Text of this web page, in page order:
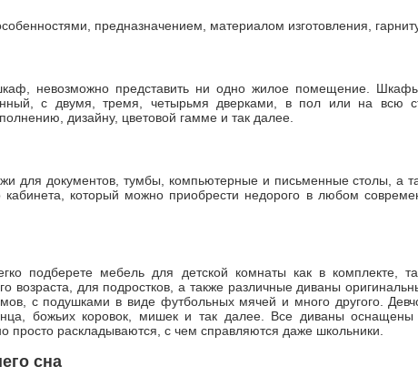
предназначением, материалом изготовления,
невозможно представить ни одно жилое помещение.
с двумя, тремя, четырьмя дверками, в пол или на всю
дизайну, цветовой гамме и так далее.
для документов, тумбы, компьютерные и письменные столы, а
который можно приобрести недорого в любом
подберете мебель для детской комнаты как в комплекте,
возраста, для подростков, а также различные диваны
с подушками в виде футбольных мячей и много другого.
божьих коровок, мишек и так далее. Все диваны оснащены
просто раскладываются, с чем справляются даже школьники.
сна